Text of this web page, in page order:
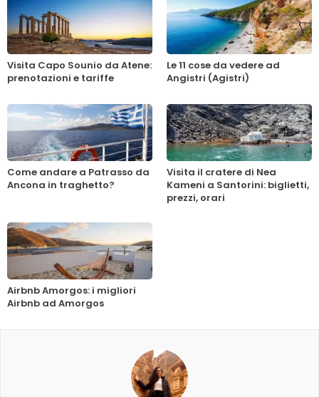
Visita Capo Sounio da Atene:
prenotazioni e tariffe
Le 11 cose da vedere ad
Angistri (Agistri)
Come andare a Patrasso da
Ancona in traghetto?
Visita il cratere di Nea
Kameni a Santorini: biglietti,
prezzi, orari
Airbnb Amorgos: i migliori
Airbnb ad Amorgos